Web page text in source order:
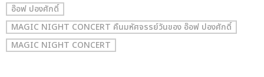
อ๊อฟ ปองศักดิ์
MAGIC NIGHT CONCERT คืนมหัศจรรย์วันของ อ๊อฟ ปองศักดิ์
MAGIC NIGHT CONCERT